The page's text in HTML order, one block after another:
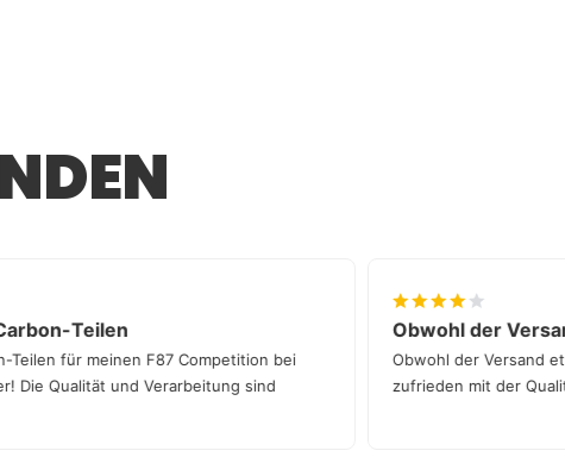
– entweder bei uns in München oder über einen
Partnern.
Carbon-Teilen
Teilen für meinen F87 Competition bei
Die Qualität und Verarbeitung sind
Obwohl der
Obwohl der
zufrieden mit der